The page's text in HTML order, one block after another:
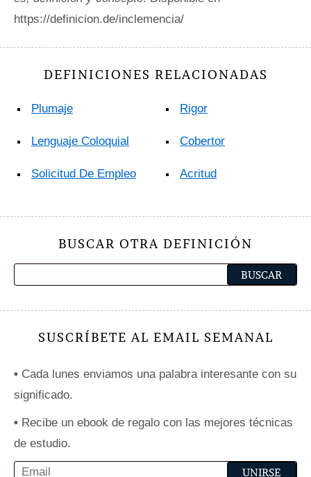
https://definicion.de/inclemencia/
DEFINICIONES RELACIONADAS
Plumaje
Lenguaje Coloquial
Solicitud De Empleo
Rigor
Cobertor
Acritud
BUSCAR OTRA DEFINICIÓN
SUSCRÍBETE AL EMAIL SEMANAL
• Cada lunes enviamos una palabra interesante con su
significado.
• Recibe un ebook de regalo con las mejores técnicas
de estudio.